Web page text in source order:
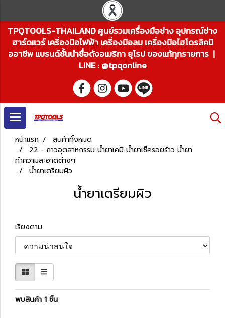
TPQTOOLS-THAILAND ศูนย์รวมเครื่องมือช่าง อุปกรณ์ช่าง
ฮาร์ดแวร์ เครื่องมือไฟฟ้า เครื่องมือลม เครื่องมือไฮโดรลิคมื
ออาชีพ แบรนด์ชั้นนำชื่อดังอเมริกา ยุโรป ของแท้ทุกรายการ |
LINE : @tpqonline
หน้าแรก
สินค้าทั้งหมด
22 - กาวอุตสาหกรรม น้ำยาเคมี น้ำยาเช็ครอยร้าว น้ำยา
ทำความสะอาดต่างๆ
น้ำยาเตรียมผิว
น้ำยาเตรียมผิว
เรียงตาม
พบสินค้า 1 ชิ้น